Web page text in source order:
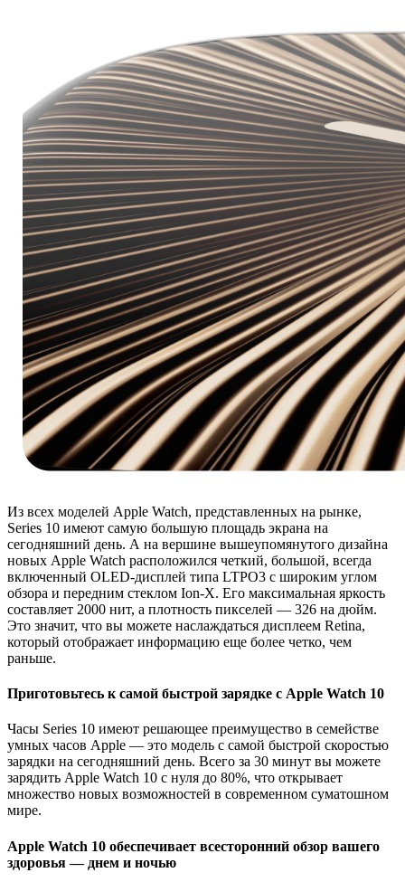
Из всех моделей Apple Watch, представленных на рынке,
Series 10 имеют самую большую площадь экрана на
сегодняшний день. А на вершине вышеупомянутого дизайна
новых Apple Watch расположился четкий, большой, всегда
включенный OLED-дисплей типа LTPO3 с широким углом
обзора и передним стеклом Ion-X. Его максимальная яркость
составляет 2000 нит, а плотность пикселей — 326 на дюйм.
Это значит, что вы можете наслаждаться дисплеем Retina,
который отображает информацию еще более четко, чем
раньше.
Приготовьтесь к самой быстрой зарядке с Apple Watch 10
Часы Series 10 имеют решающее преимущество в семействе
умных часов Apple — это модель с самой быстрой скоростью
зарядки на сегодняшний день. Всего за 30 минут вы можете
зарядить Apple Watch 10 с нуля до 80%, что открывает
множество новых возможностей в современном суматошном
мире.
Apple Watch 10 обеспечивает всесторонний обзор вашего
здоровья — днем и ночью